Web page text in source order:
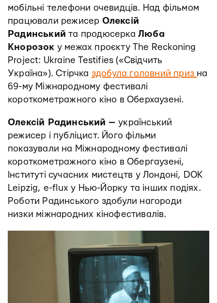
мобільні телефони очевидців. Над фільмом
працювали режисер Олексій
Радинський та продюсерка Люба
Кнорозок у межах проєкту The Reckoning
Project: Ukraine Testifies («Свідчить
Україна»). Стірчка здобула головний приз на
69-му Міжнародному фестивалі
короткометражного кіно в Оберхаузені.
Олексій Радинський —український
режисер і публіцист. Його фільми
показували на Міжнародному фестивалі
короткометражного кіно в Обергаузені,
Інституті сучасних мистецтв у Лондоні, DOK
Leipzig, e-flux у Нью-Йорку та інших подіях.
Роботи Радинського здобули нагороди
низки міжнародних кінофестивалів.